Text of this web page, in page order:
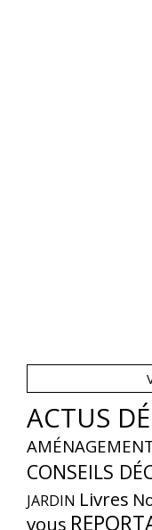
ACTUS
CONSEILS
JARDIN Livres
vous